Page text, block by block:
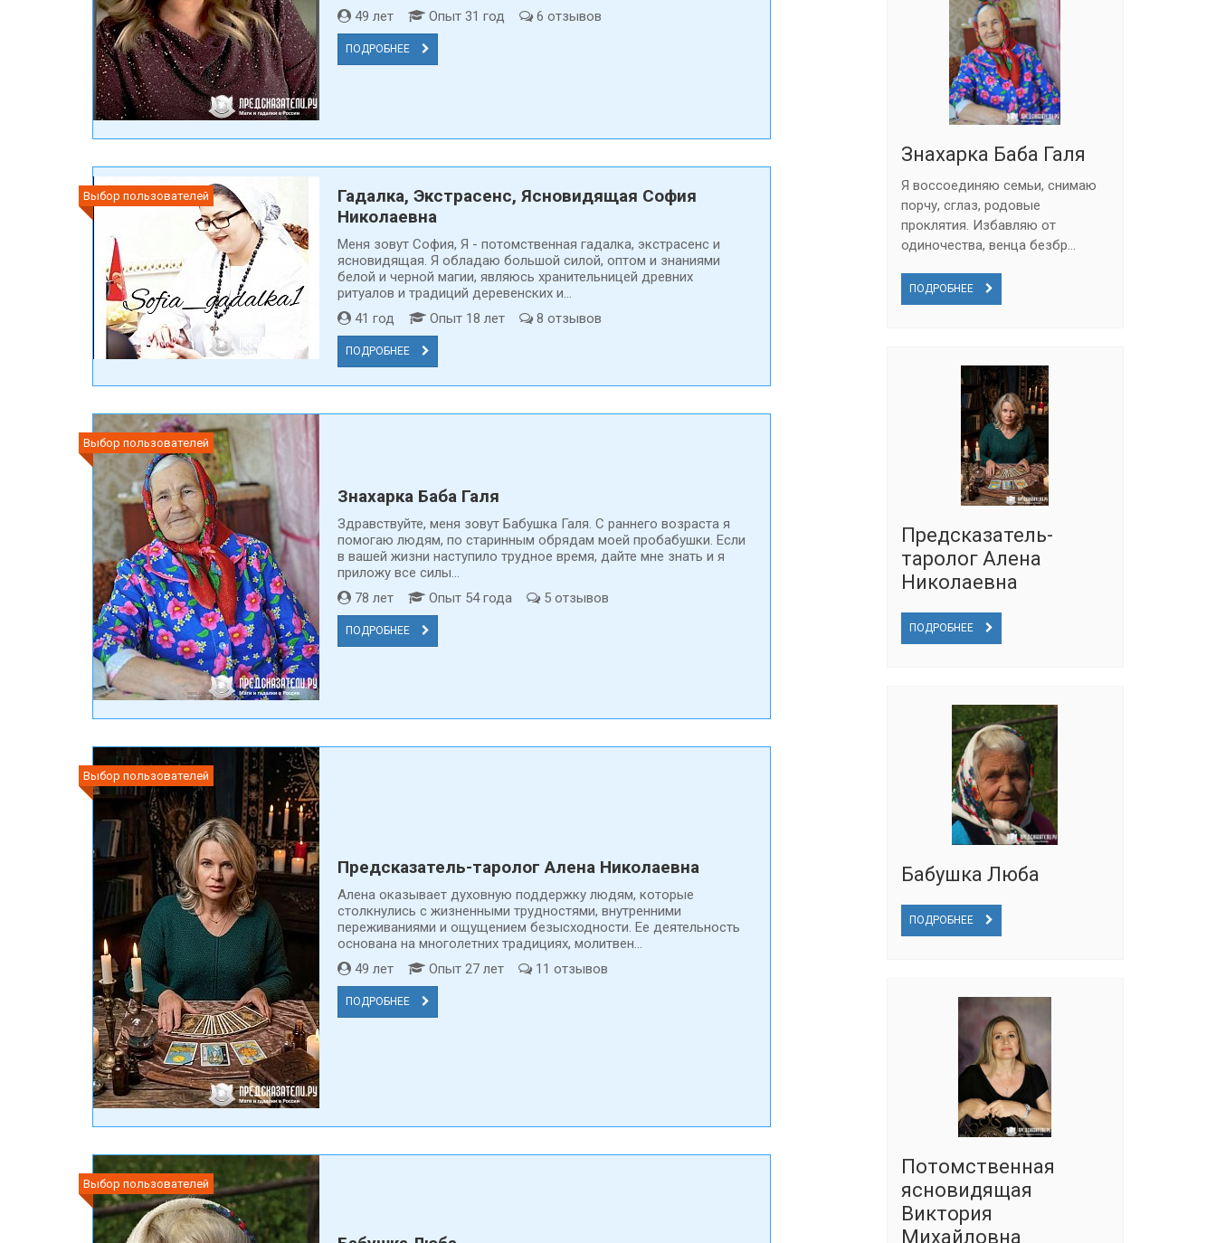
49 лет
Опыт 31 год 6 отзывов
ПОДРОБНЕЕ
Выбор пользователей
Гадалка, Экстрасенс, Ясновидящая София
Николаевна
Меня зовут Cофия, Я - потомственная гадалка, экстрасенс и
ясновидящая. Я обладаю большой силой, оптом и знаниями
белой и черной магии, являюсь хранительницей древних
ритуалов и традиций деревенских и...
41 год
Опыт 18 лет 8 отзывов
ПОДРОБНЕЕ
Выбор пользователей
Знахарка Баба Галя
Здравствуйте, меня зовут Бабушка Галя. С раннего возраста я
помогаю людям, по старинным обрядам моей пробабушки. Если
в вашей жизни наступило трудное время, дайте мне знать и я
приложу все силы...
78 лет
Опыт 54 года 5 отзывов
ПОДРОБНЕЕ
Выбор пользователей
Предсказатель-таролог Алена Николаевна
Алена оказывает духовную поддержку людям, которые
столкнулись с жизненными трудностями, внутренними
переживаниями и ощущением безысходности. Ее деятельность
основана на многолетних традициях, молитвен...
49 лет
Опыт 27 лет 11 отзывов
ПОДРОБНЕЕ
Выбор пользователей
Знахарка Баба Галя
Я воссоединяю семьи, снимаю
порчу, сглаз, родовые
проклятия. Избавляю от
одиночества, венца безбр...
ПОДРОБНЕЕ
Предсказатель-
таролог Алена
Николаевна
ПОДРОБНЕЕ
Бабушка Люба
ПОДРОБНЕЕ
Потомственная
ясновидящая
Виктория
Михайловна